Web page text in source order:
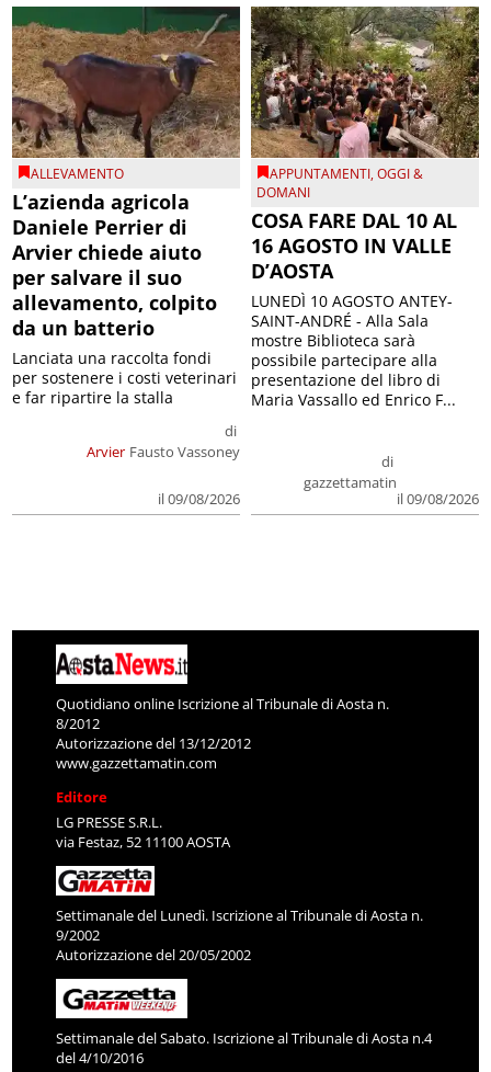
ALLEVAMENTO
L’azienda agricola
Daniele Perrier di
Arvier chiede aiuto
per salvare il suo
allevamento, colpito
da un batterio
Arvier
di
Fausto Vassoney
il 09/08/2026
Lanciata una raccolta fondi
per sostenere i costi veterinari
e far ripartire la stalla
APPUNTAMENTI,OGGI &
DOMANI
COSA FARE DAL 10 AL
16 AGOSTO IN VALLE
D’AOSTA
di
gazzettamatin
il 09/08/2026
LUNEDÌ 10 AGOSTO ANTEY-
SAINT-ANDRÉ - Alla Sala
mostre Biblioteca sarà
possibile partecipare alla
presentazione del libro di
Maria Vassallo ed Enrico F...
Quotidiano online Iscrizione al Tribunale di Aosta n.
8/2012
Autorizzazione del 13/12/2012
www.gazzettamatin.com
Editore
LG PRESSE S.R.L.
via Festaz, 52 11100 AOSTA
Settimanale del Lunedì. Iscrizione al Tribunale di Aosta n.
9/2002
Autorizzazione del 20/05/2002
Settimanale del Sabato. Iscrizione al Tribunale di Aosta n.4
del 4/10/2016